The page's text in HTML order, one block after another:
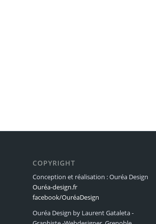
COPYRIGHT
Conception et réalisation : Ouréa Design
Ouréa-design.fr
facebook/OuréaDesign
Ouréa Design by Laurent Gataleta -